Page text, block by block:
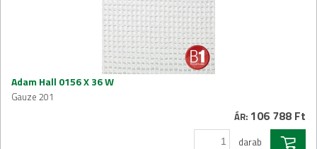
Adam Hall 0156 X 36 W
Gauze 201
ÁR: 106 788 Ft
darab